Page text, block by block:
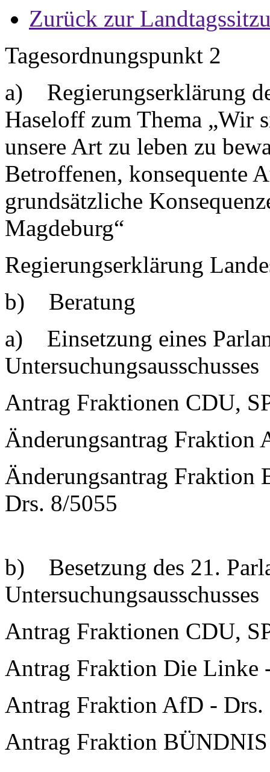
Zurück zur
Tagesordnungspunkt 2
a) Regierungserklärung
Haseloff zum Thema „Wir
unsere Art zu leben zu
Betroffenen, konsequente
grundsätzliche
Magdeburg“
Regierungserklärung
b) Beratung
a) Einsetzung eines
Untersuchungsausschusses
Antrag Fraktionen CDU,
Änderungsantrag Fraktion
Änderungsantrag
Drs. 8/5055
b) Besetzung des 21.
Untersuchungsausschusses
Antrag Fraktionen CDU,
Antrag Fraktion Die Linke
Antrag Fraktion AfD - Drs.
Antrag Fraktion